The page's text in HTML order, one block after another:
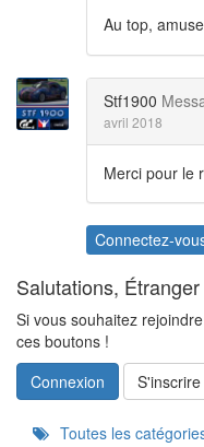
Au top,
Stf1900
avril 2018
Merci pour le
Connectez-
Salutations, Étranger
Si vous souhaitez
ces boutons !
Connexion
S'inscrire
Toutes les